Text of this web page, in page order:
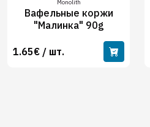
Monolith
Вафельные коржи
"Малинка" 90g
1.65€ / шт.